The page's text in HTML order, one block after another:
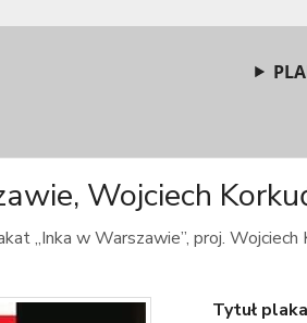
Wojciech
„Inka w Warszawie”, proj. Wojciech
Tytuł